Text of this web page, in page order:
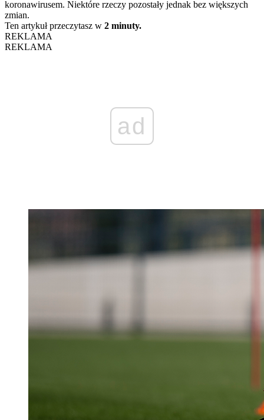
koronawirusem. Niektóre rzeczy pozostały jednak bez większych
zmian.
Ten artykuł przeczytasz w 2 minuty.
REKLAMA
REKLAMA
ad